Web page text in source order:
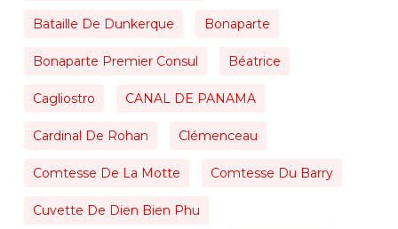
Bataille De Dunkerque Bonaparte
Bonaparte Premier Consul Béatrice
Cagliostro CANAL DE PANAMA
Cardinal De Rohan Clémenceau
Comtesse De La Motte Comtesse Du Barry
Cuvette De Dien Bien Phu